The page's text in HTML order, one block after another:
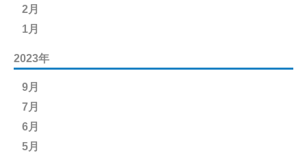
2月
1月
2023年
9月
7月
6月
5月